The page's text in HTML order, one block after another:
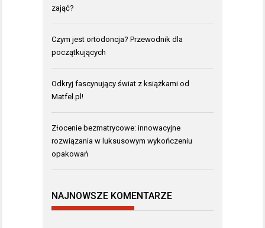
zająć?
Czym jest ortodoncja? Przewodnik dla
początkujących
Odkryj fascynujący świat z książkami od
Matfel.pl!
Złocenie bezmatrycowe: innowacyjne
rozwiązania w luksusowym wykończeniu
opakowań
NAJNOWSZE KOMENTARZE